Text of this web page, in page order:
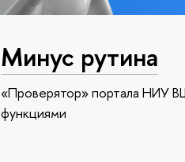
Минус рутина
«Проверятор» портала НИУ
функциями